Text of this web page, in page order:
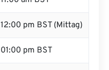
12:00 pm BST (Mittag)
01:00 pm BST